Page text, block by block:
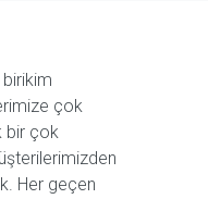
birikim
çok
bir çok
Her geçen